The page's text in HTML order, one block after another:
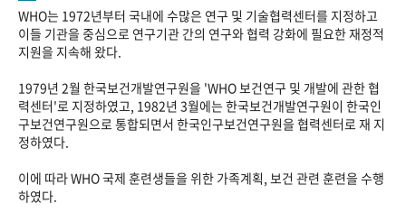
WHO는 1972년부터 국내에 수많은 연구 및 기술협력센터를 지정하고
이들 기관을 중심으로 연구기관 간의 연구와 협력 강화에 필요한 재정적
지원을 지속해 왔다.
1979년 2월 한국보건개발연구원을 'WHO 보건연구 및 개발에 관한 협
력센터'로 지정하였고, 1982년 3월에는 한국보건개발연구원이 한국인
구보건연구원으로 통합되면서 한국인구보건연구원을 협력센터로 재 지
정하였다.
이에 따라 WHO 국제 훈련생들을 위한 가족계획, 보건 관련 훈련을 수행
하였다.